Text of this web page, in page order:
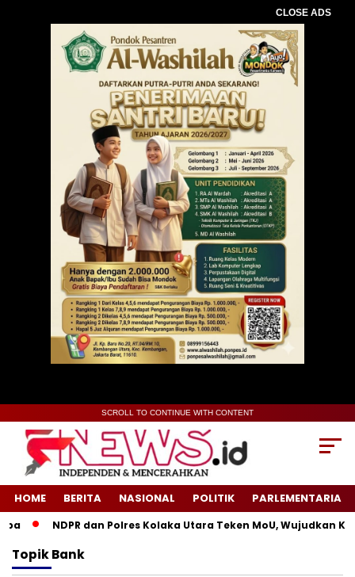
CLOSE ADS
SCROLL TO CONTINUE WITH CONTENT
HOME BERITA NASIONAL POLITIK PARLEMENTARIA
NDPR dan Polres Kolaka Utara Teken MoU, Wujudkan
TopikBank